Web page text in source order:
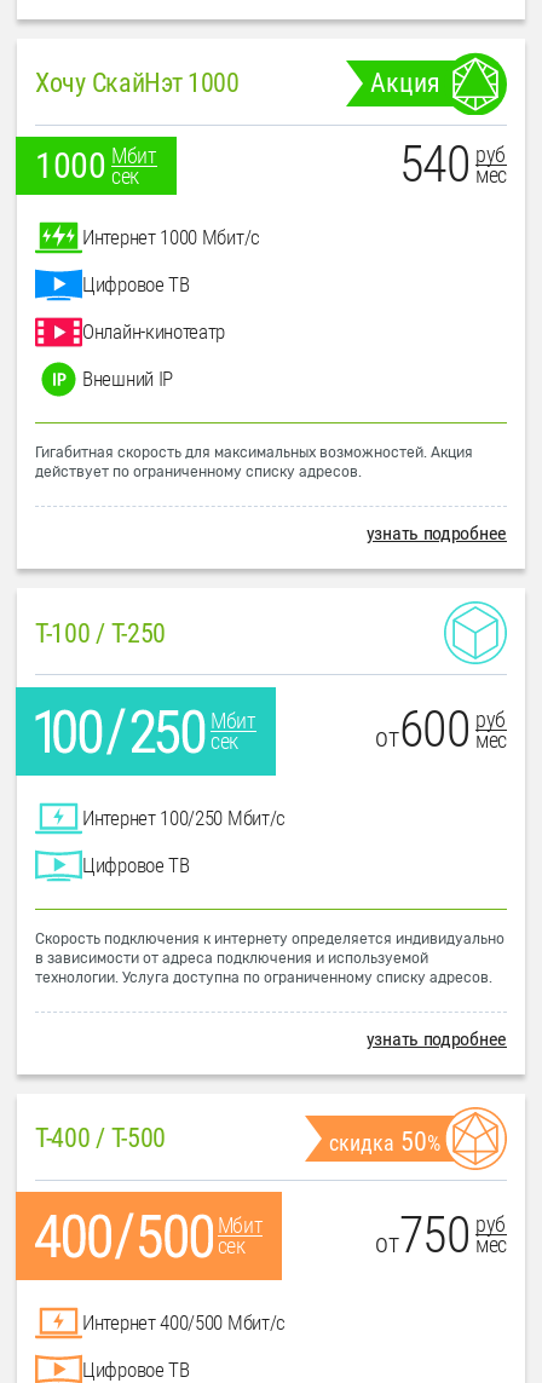
Хочу СкайНэт 1000 Акция
1000 Мбит
сек
540 руб
мес
Интернет 1000 Мбит/с
Цифровое ТВ
Онлайн-кинотеатр
Внешний IP
Гигабитная скорость для максимальных возможностей. Акция
действует по ограниченному списку адресов.
узнать подробнее
T-100 / T-250
Мбит
сек
от600 руб
мес
Интернет 100/250 Мбит/с
Цифровое ТВ
Скорость подключения к интернету определяется индивидуально
в зависимости от адреса подключения и используемой
технологии. Услуга доступна по ограниченному списку адресов.
узнать подробнее
T-400 / T-500 скидка 50%
Мбит
сек
от750 руб
мес
Интернет 400/500 Мбит/с
Цифровое ТВ